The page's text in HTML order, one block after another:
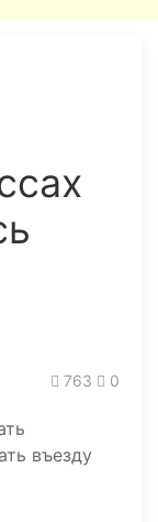
763 0
въезду